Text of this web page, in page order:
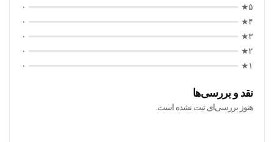
۵★
۰
۴★
۰
۳★
۰
۲★
۰
۱★
۰
نقد و بررسی‌ها
هنوز بررسی‌ای ثبت نشده است.